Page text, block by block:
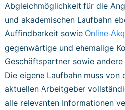
Abgleichmöglichkeit für die
und akademischen Laufbahn
Auffindbarkeit sowie Online-
gegenwärtige und ehemalige
Geschäftspartner sowie
Die eigene Laufbahn muss von
aktuellen Arbeitgeber
alle relevanten Informationen